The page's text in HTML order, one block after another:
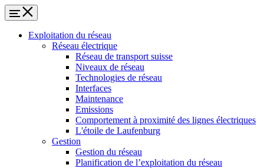
Exploitation du réseau
Réseau électrique
Réseau de transport suisse
Niveaux de réseau
Technologies de réseau
Interfaces
Maintenance
Emissions
Comportement à proximité des lignes électriques
L'étoile de Laufenburg
Gestion
Gestion du réseau
Planification de l’exploitation du réseau